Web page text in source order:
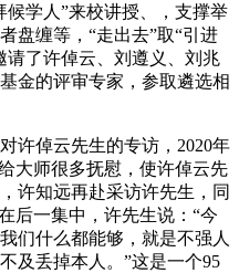
学人”来校讲授、，支撑举
盘缠等，“走出去”取“引进
请了许倬云、刘遵义、刘兆
金的评审专家，参取遴选相
倬云先生的专访，2020年
大师很多抚慰，使许倬云先
许知远再赴采访许先生，同
后一集中，许先生说：“今
们什么都能够，就是不强人
及丢掉本人。”这是一个95